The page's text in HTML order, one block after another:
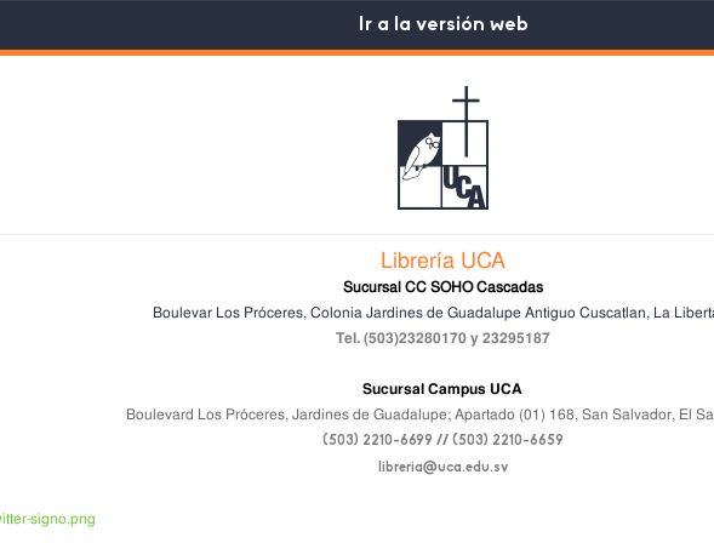
Ir a la versión web
Librería UCA
Sucursal CC SOHO Cascadas
Boulevar Los Próceres, Colonia Jardines de GuadalupeAntiguo Cuscatlan, La
Tel. (503)23280170 y 23295187
Sucursal Campus UCA
Boulevard Los Próceres, Jardines de Guadalupe; Apartado (01) 168, San Salvador, El
(503) 2210-6699 // (503) 2210-6659
libreria@uca.edu.sv